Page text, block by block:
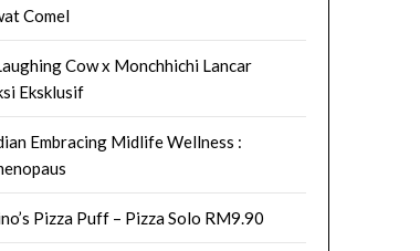
Comel
Cow x Monchhichi Lancar
Eksklusif
Embracing Midlife Wellness :
Pizza Puff – Pizza Solo RM9.90